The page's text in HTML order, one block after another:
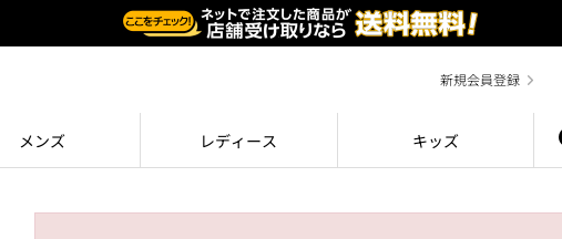
新規会員登録
メンズ レディース キッズ